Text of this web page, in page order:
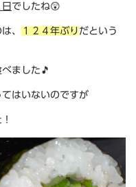
でしたね😲
、 １２４年ぶり だという
ました🎵
はいないのですが